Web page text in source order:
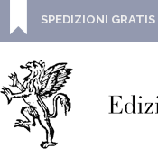
SPEDIZIONI